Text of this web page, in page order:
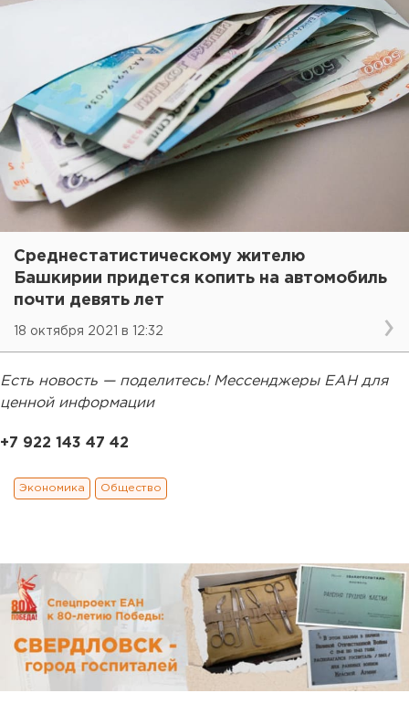
Среднестатистическому жителю
Башкирии придется копить на автомобиль
почти девять лет
18 октября 2021 в 12:32
Есть новость — поделитесь! Мессенджеры ЕАН для
ценной информации
+7 922 143 47 42
Экономика Общество